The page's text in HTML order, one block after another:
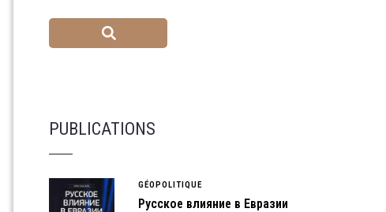
PUBLICATIONS
GÉOPOLITIQUE
Русское влияние в Евразии